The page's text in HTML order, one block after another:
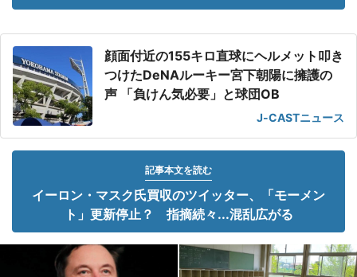
顔面付近の155キロ直球にヘルメット叩き
つけたDeNAルーキー宮下朝陽に擁護の
声 「負けん気必要」と球団OB
J-CASTニュース
記事本文を読む
イーロン・マスク氏買収のツイッター、「モーメン
ト」更新停止？ 指摘続々...混乱広がる